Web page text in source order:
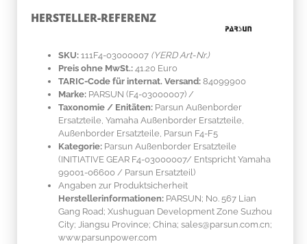
HERSTELLER-REFERENZ
SKU: 111F4-03000007 (YERD Art-Nr.)
Preis ohne MwSt.: 41.20 Euro
TARIC-Code für internat. Versand: 84099900
Marke: PARSUN (F4-03000007) /
Taxonomie / Enitäten: Parsun Außenborder
Ersatzteile, Yamaha Außenborder Ersatzteile,
Außenborder Ersatzteile, Parsun F4-F5
Kategorie: Parsun Außenborder Ersatzteile
(INITIATIVE GEAR F4-03000007/ Entspricht Yamaha
99001-06600 / Parsun Ersatzteil)
Angaben zur Produktsicherheit
Herstellerinformationen: PARSUN; No. 567 Lian
Gang Road; Xushuguan Development Zone Suzhou
City; Jiangsu Province; China; sales@parsun.com.cn;
www.parsunpower.com